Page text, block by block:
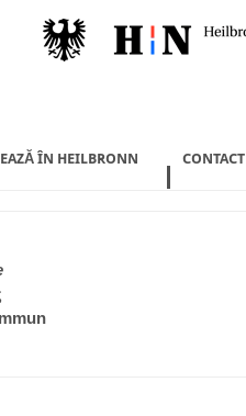
ÎN HEILBRONN CONTACT